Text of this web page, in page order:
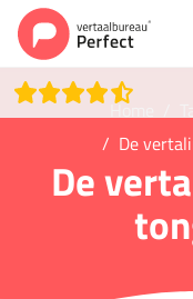
Home
De
De